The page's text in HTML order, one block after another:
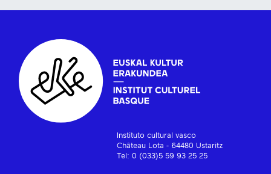
Instituto cultural vasco
Château Lota - 64480 Ustaritz
Tel: 0 (033)5 59 93 25 25